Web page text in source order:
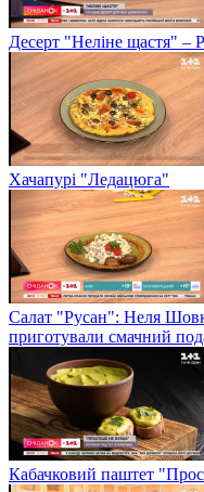
Десерт "Неліне щастя" –
Хачапурі "Ледацюга"
Салат "Русан": Неля
приготували смачний
Кабачковий паштет